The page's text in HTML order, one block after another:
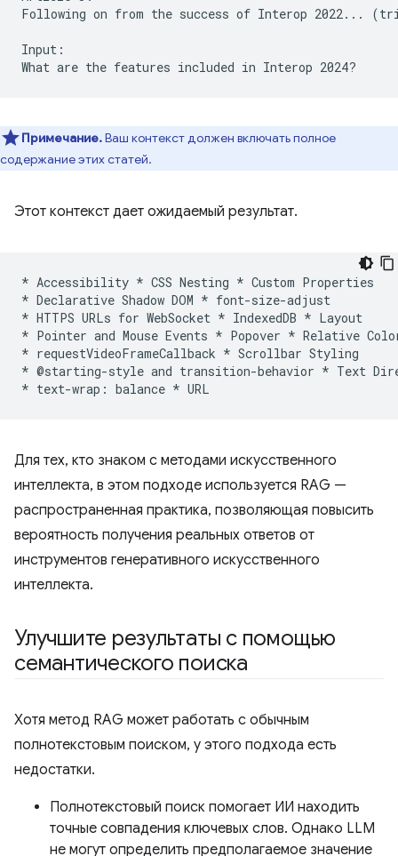
Following on from the success of Interop 2022...
Input:
Примечание.Ваш контекст должен включать полное
содержание этих статей.
Этот контекст дает ожидаемый результат.
* Accessibility * CSS Nesting * Custom Properties
* Declarative Shadow DOM * font-size-adjust
* HTTPS URLs for WebSocket * IndexedDB * Layout
* Pointer and Mouse Events * Popover * Relative
* requestVideoFrameCallback * Scrollbar Styling
* @starting-style and transition-behavior * Text
Для тех, кто знаком с методами искусственного
интеллекта, в этом подходе используется RAG —
распространенная практика, позволяющая повысить
вероятность получения реальных ответов от
инструментов генеративного искусственного
интеллекта.
Улучшите результаты с помощью
семантического поиска
Хотя метод RAG может работать с обычным
полнотекстовым поиском, у этого подхода есть
недостатки.
Полнотекстовый поиск помогает ИИ находить
точные совпадения ключевых слов. Однако LLM
не могут определить предполагаемое значение